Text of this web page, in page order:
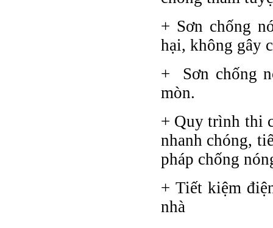
+ Sơn chống
hại, không gây
+ Sơn chống
mòn.
+ Quy trình thi
nhanh chóng,
pháp chống
+ Tiết kiệm
nhà